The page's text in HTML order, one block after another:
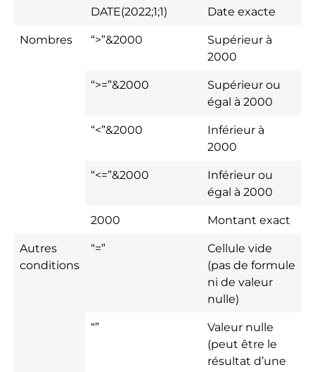
DATE(2022;1;1)
Date exacte
Nombres
“>”&2000
Supérieur à
2000
“>=”&2000
Supérieur ou
égal à 2000
“<”&2000
Inférieur à
2000
“<=”&2000
Inférieur ou
égal à 2000
2000
Montant exact
Autres
conditions
“=”
Cellule vide
(pas de formule
ni de valeur
nulle)
“”
Valeur nulle
(peut être le
résultat d’une